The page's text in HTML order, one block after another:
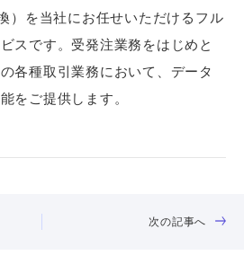
）を当社にお任せいただけるフル
スです。受発注業務をはじめと
各種取引業務において、データ
をご提供します。
次の記事へ